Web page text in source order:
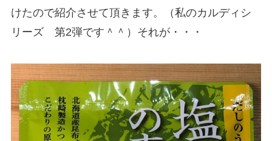
けたので紹介させて頂きます。（私のカルディシ
リーズ 第2弾です＾＾）それが・・・